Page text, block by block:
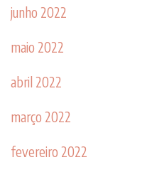
junho 2022
maio 2022
abril 2022
março 2022
fevereiro 2022